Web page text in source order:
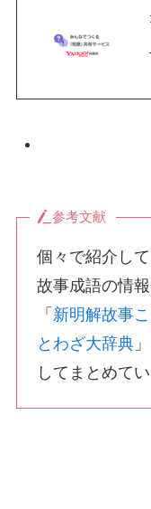
参考文献
個々で紹介し
故事成語の情
「 新明解故事
とわざ大辞典
してまとめてい